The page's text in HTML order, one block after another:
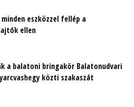
minden eszközzel fellép a
ellen
a balatoni bringakör Balatonudvari
közti szakaszát